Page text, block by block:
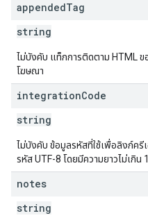
appendedTag
string
ไม่บังคับ แท็กการติดตาม HTML
โฆษณา
integrationCode
string
ไม่บังคับ ข้อมูลรหัสที่ใช้เพื่อลิงก์ค
รหัส UTF-8 โดยมีความยาวไม่เกิน
notes
string